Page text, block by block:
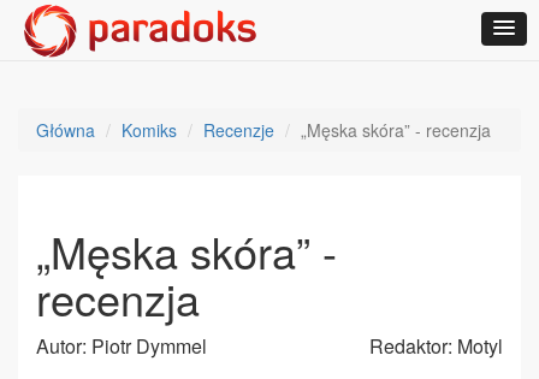
Główna Komiks Recenzje „Męska skóra” - recenzja
„Męska skóra” -
recenzja
Autor: Piotr Dymmel Redaktor: Motyl